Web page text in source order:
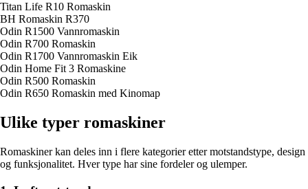
Titan Life R10 Romaskin
BH Romaskin R370
Odin R1500 Vannromaskin
Odin R700 Romaskin
Odin R1700 Vannromaskin Eik
Odin Home Fit 3 Romaskine
Odin R500 Romaskin
Odin R650 Romaskin med Kinomap
Ulike typer romaskiner
Romaskiner kan deles inn i flere kategorier etter motstandstype, design
og funksjonalitet. Hver type har sine fordeler og ulemper.